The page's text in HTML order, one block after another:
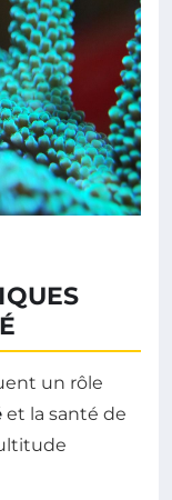
un rôle
et la santé de